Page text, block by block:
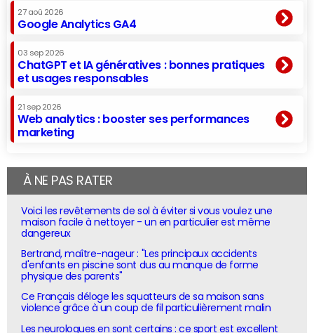
27 aoû 2026
Google Analytics GA4
03 sep 2026
ChatGPT et IA génératives : bonnes pratiques
et usages responsables
21 sep 2026
Web analytics : booster ses performances
marketing
À NE PAS RATER
Voici les revêtements de sol à éviter si vous voulez une
maison facile à nettoyer - un en particulier est même
dangereux
Bertrand, maître-nageur : "Les principaux accidents
d'enfants en piscine sont dus au manque de forme
physique des parents"
Ce Français déloge les squatteurs de sa maison sans
violence grâce à un coup de fil particulièrement malin
Les neurologues en sont certains : ce sport est excellent